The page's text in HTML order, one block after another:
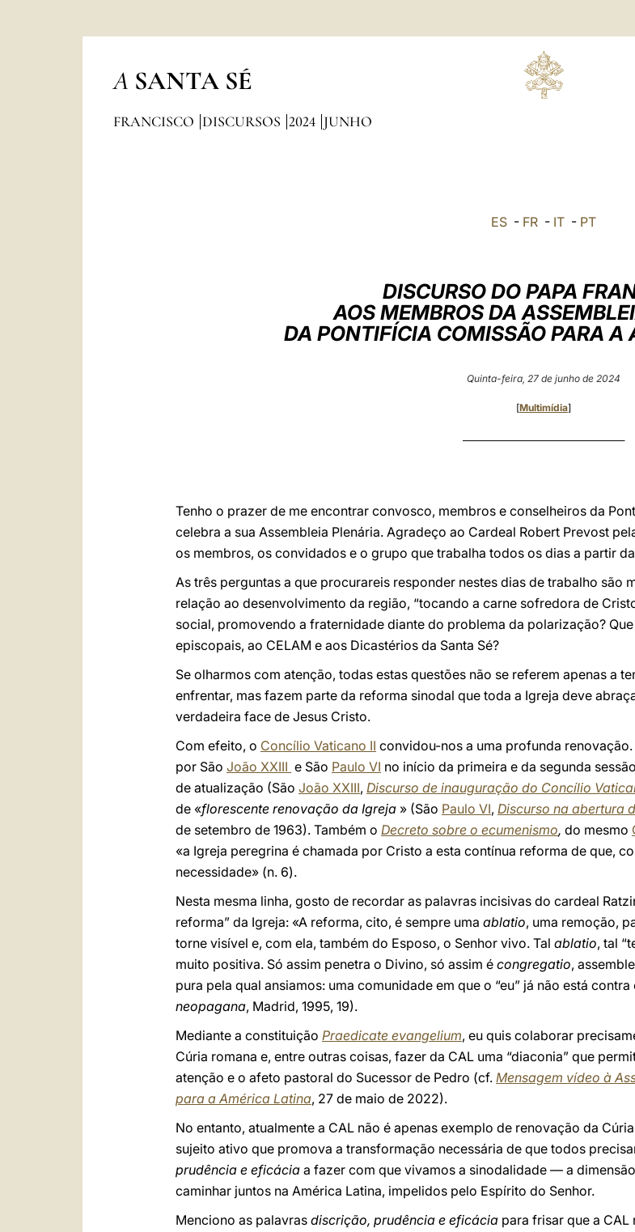
A SANTA SÉ
FRANCISCO DISCURSOS 2024 JUNHO
ES - FR - IT - PT
DISCURSO DO PAPA
AOS MEMBROS DA
DA PONTIFÍCIA COMISSÃO PARA A
Quinta-feira, 27 de junho de 2024
[Multimídia]
Tenho o prazer de me encontrar convosco, membros e conselheiros da
celebra a sua Assembleia Plenária. Agradeço ao Cardeal Robert Prevost
os membros, os convidados e o grupo que trabalha todos os dias a partir
As três perguntas a que procurareis responder nestes dias de trabalho são
relação ao desenvolvimento da região, “tocando a carne sofredora de
social, promovendo a fraternidade diante do problema da polarização?
episcopais, ao CELAM e aos Dicastérios da Santa Sé?
Se olharmos com atenção, todas estas questões não se referem apenas a
enfrentar, mas fazem parte da reforma sinodal que toda a Igreja deve
verdadeira face de Jesus Cristo.
Com efeito, o Concílio Vaticano II convidou-nos a uma profunda
por São João XXIII e São Paulo VI no início da primeira e da segunda
de atualização (São João XXIII, Discurso de inauguração do Concílio
de «florescente renovação da Igreja » (São Paulo VI, Discurso na abertura
de setembro de 1963). Também o Decreto sobre o ecumenismo, do mesmo
«a Igreja peregrina é chamada por Cristo a esta contínua reforma de que,
necessidade» (n. 6).
Nesta mesma linha, gosto de recordar as palavras incisivas do cardeal
reforma” da Igreja: «A reforma, cito, é sempre uma ablatio, uma remoção,
torne visível e, com ela, também do Esposo, o Senhor vivo. Tal ablatio, tal
muito positiva. Só assim penetra o Divino, só assim é congregatio,
pura pela qual ansiamos: uma comunidade em que o “eu” já não está contra
neopagana, Madrid, 1995, 19).
Mediante a constituição Praedicate evangelium, eu quis colaborar
Cúria romana e, entre outras coisas, fazer da CAL uma “diaconia” que
atenção e o afeto pastoral do Sucessor de Pedro (cf. Mensagem vídeo à
para a América Latina, 27 de maio de 2022).
No entanto, atualmente a CAL não é apenas exemplo de renovação da
sujeito ativo que promova a transformação necessária de que todos
prudência e eficácia a fazer com que vivamos a sinodalidade — a
caminhar juntos na América Latina, impelidos pelo Espírito do Senhor.
Menciono as palavras discrição, prudência e eficácia para frisar que a